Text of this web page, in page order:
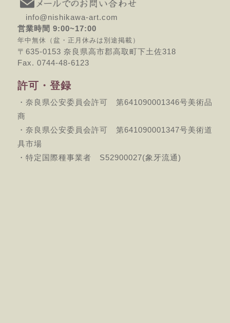
info@nishikawa-art.com
営業時間 9:00~17:00
年中無休（盆・正月休みは別途掲載）
〒635-0153 奈良県高市郡高取町下土佐318
Fax. 0744-48-6123
許可・登録
・奈良県公安委員会許可 第641090001346号美術品
商
・奈良県公安委員会許可 第641090001347号美術道
具市場
・特定国際種事業者 S52900027(象牙流通)